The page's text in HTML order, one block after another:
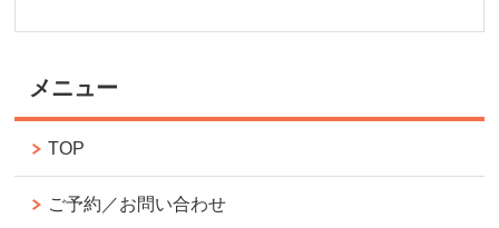
メニュー
TOP
ご予約／お問い合わせ